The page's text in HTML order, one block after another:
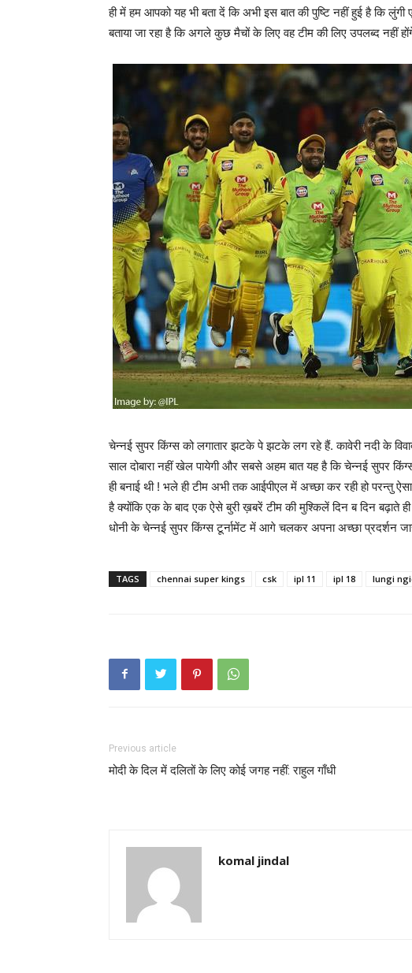
ही में हम आपको यह भी बता दें कि अभी इस बात की पुष्टि नहीं हुई है कि
बताया जा रहा है कि अगले कुछ मैचों के लिए वह टीम की लिए उपलब्द नहीं
चेन्नई सुपर किंग्स को लगातार झटके पे झटके लग रहे हैं. कावेरी नदी के
साल दोबारा नहीं खेल पायेगी और सबसे अहम बात यह है कि चेन्नई सुपर
ही बनाई थी ! भले ही टीम अभी तक आईपीएल में अच्छा कर रही हो परन्तु
है क्योंकि एक के बाद एक ऐसे बुरी ख़बरें टीम की मुश्किलें दिन ब दिन बढ़ाते
धोनी के चेन्नई सुपर किंग्स टूर्नामेंट में आगे चलकर अपना अच्छा प्रदर्शन
TAGS chennai super kings csk ipl 11 ipl 18 lungi
Previous article
मोदी के दिल में दलितों के लिए कोई जगह नहीं: राहुल गाँधी
komal jindal